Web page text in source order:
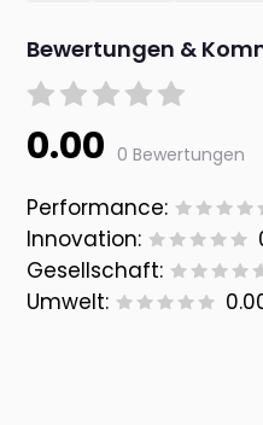
Bewertungen &
0.00 0 Bewertungen
Performance:
Innovation:
Gesellschaft:
Umwelt: